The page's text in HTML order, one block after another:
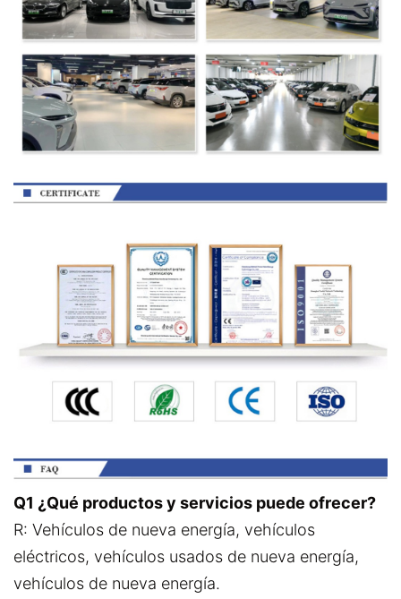
Q1 ¿Qué productos y servicios puede ofrecer?
R: Vehículos de nueva energía, vehículos
eléctricos, vehículos usados de nueva energía,
vehículos de nueva energía.